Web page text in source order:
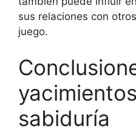
sus relaciones con
juego.
sabiduría